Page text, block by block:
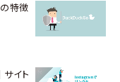
の特徴
イト